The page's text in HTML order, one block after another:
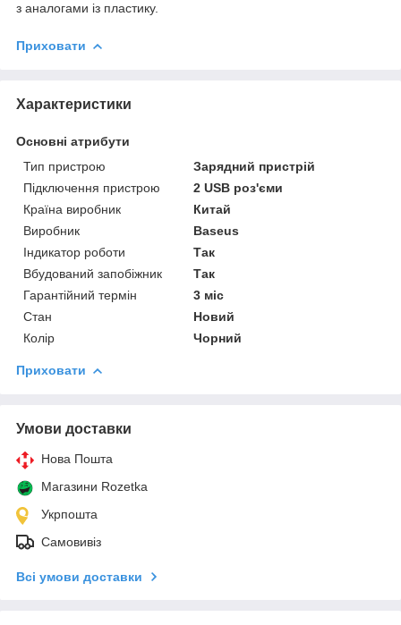
з аналогами із пластику.
Приховати
Характеристики
Основні атрибути
Тип пристрою
Зарядний пристрій
Підключення пристрою
2 USB роз'єми
Країна виробник
Китай
Виробник
Baseus
Індикатор роботи
Так
Вбудований запобіжник
Так
Гарантійний термін
3 міс
Стан
Новий
Колір
Чорний
Приховати
Умови доставки
Нова Пошта
Магазини Rozetka
Укрпошта
Самовивіз
Всі умови доставки